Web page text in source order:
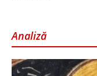
Analiză